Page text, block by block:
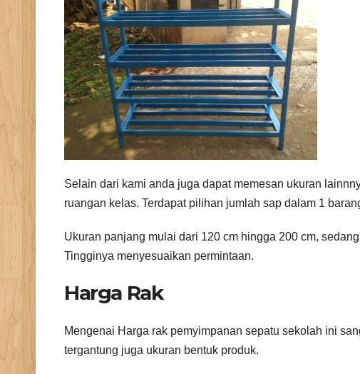
Selain dari kami anda juga dapat memesan ukuran
ruangan kelas. Terdapat pilihan jumlah sap dalam 1
Ukuran panjang mulai dari 120 cm hingga 200 cm,
Tingginya menyesuaikan permintaan.
Harga Rak
Mengenai Harga rak pemyimpanan sepatu sekolah ini
tergantung juga ukuran bentuk produk.